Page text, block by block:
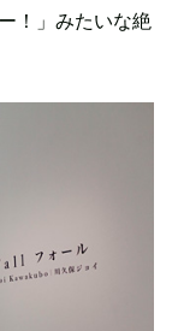
！」みたいな絶